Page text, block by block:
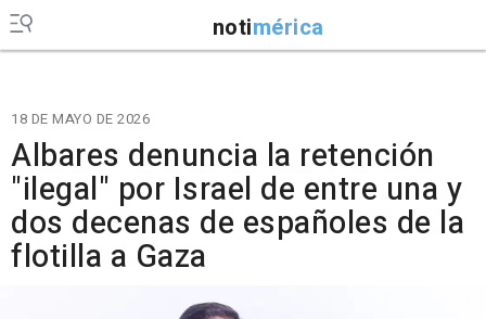
notimérica
18 DE MAYO DE 2026
Albares denuncia la retención
"ilegal" por Israel de entre una y
dos decenas de españoles de la
flotilla a Gaza